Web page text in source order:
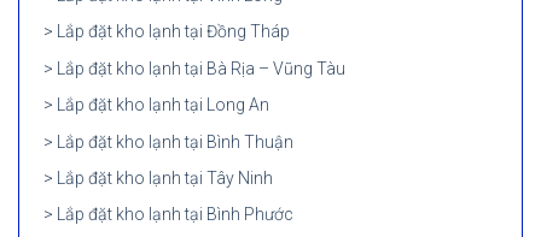
Lắp đặt kho lạnh tại Đồng Tháp
Lắp đặt kho lạnh tại Bà Rịa – Vũng Tàu
Lắp đặt kho lạnh tại Long An
Lắp đặt kho lạnh tại Bình Thuận
Lắp đặt kho lạnh tại Tây Ninh
Lắp đặt kho lạnh tại Bình Phước